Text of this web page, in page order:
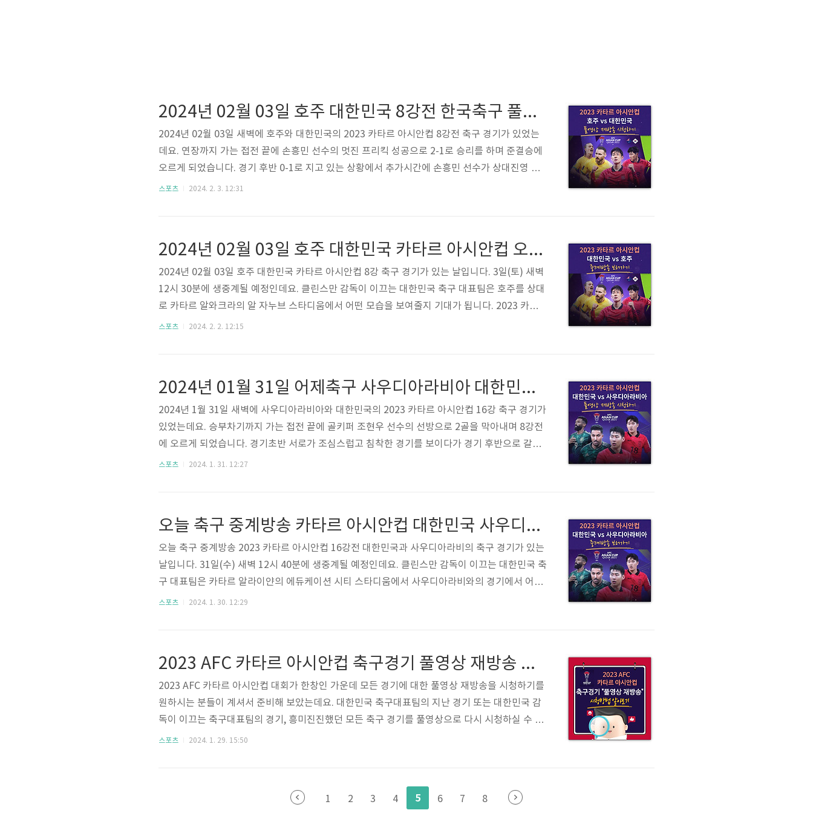
2024년 02월 03일 호주 대한민국 8강전 한국축구 풀영상 재방송 시청하기
2024년 02월 03일 새벽에 호주와 대한민국의 2023 카타르 아시안컵 8강전 축구 경기가 있었는
데요. 연장까지 가는 접전 끝에 손흥민 선수의 멋진 프리킥 성공으로 2-1로 승리를 하며 준결승에
오르게 되었습니다. 경기 후반 0-1로 지고 있는 상황에서 추가시간에 손흥민 선수가 상대진영 페
널티킥 에어라인 돌파 중 파울을 얻어내면서 페널티킥을 얻어냈는데요. 이를 황희찬 선수가 동점
금하신 분들께서는 아래 "아시안컵 재방송 시청..
스포츠 2024. 2. 3. 12:31
2024년 02월 03일 호주 대한민국 카타르 아시안컵 오늘 축구 중계방송 시청하기(풀영상재방송시청)
2024년 02월 03일 호주 대한민국 카타르 아시안컵 8강 축구 경기가 있는 날입니다. 3일(토) 새벽
12시 30분에 생중계될 예정인데요. 클린스만 감독이 이끄는 대한민국 축구 대표팀은 호주를 상대
로 카타르 알와크라의 알 자누브 스타디움에서 어떤 모습을 보여줄지 기대가 됩니다. 2023 카타
르 아시안컵 중계방송을 시청하시면서 대한민국 축구 대표팀을 힘껏 응원해 주시길 바랍니다. 그
자신하고 있는데요. 그중 한국의 ..
스포츠 2024. 2. 2. 12:15
2024년 01월 31일 어제축구 사우디아라비아 대한민국 풀영상 재방송 시청방법 알아보기
2024년 1월 31일 새벽에 사우디아라비아와 대한민국의 2023 카타르 아시안컵 16강 축구 경기가
있었는데요. 승부차기까지 가는 접전 끝에 골키퍼 조현우 선수의 선방으로 2골을 막아내며 8강전
에 오르게 되었습니다. 경기초반 서로가 조심스럽고 침착한 경기를 보이다가 경기 후반으로 갈수
록 흥미진진한 경기를 보였는데요. 새벽 늦게까지 축구 경기를 하다보니 놓치신 분들이 계실 것 같
기] 대한민국 vs 사우디아라비아 풀영상 재방송 시청방법 ..
스포츠 2024. 1. 31. 12:27
오늘 축구 중계방송 카타르 아시안컵 대한민국 사우디아라비아 시청하기(풀영상재방송시청)
오늘 축구 중계방송 2023 카타르 아시안컵 16강전 대한민국과 사우디아라비의 축구 경기가 있는
날입니다. 31일(수) 새벽 12시 40분에 생중계될 예정인데요. 클린스만 감독이 이끄는 대한민국 축
구 대표팀은 카타르 알라이얀의 에듀케이션 시티 스타디움에서 사우디아라비와의 경기에서 어떤
모습을 보여줄지 기대가 됩니다. 아시안컵 중계방송을 시청하시면서 대한민국 축구 대표팀을 응
한민국 축구 대표팀을 이끄는 클린스만 감독은 어떠한 전..
스포츠 2024. 1. 30. 12:29
2023 AFC 카타르 아시안컵 축구경기 풀영상 재방송 시청방법 알아보기
2023 AFC 카타르 아시안컵 대회가 한창인 가운데 모든 경기에 대한 풀영상 재방송을 시청하기를
원하시는 분들이 계셔서 준비해 보았는데요. 대한민국 축구대표팀의 지난 경기 또는 대한민국 감
독이 이끄는 축구대표팀의 경기, 흥미진진했던 모든 축구 경기를 풀영상으로 다시 시청하실 수 있
는 방법을 알려드리겠습니다. [목차여기] 쿠팡플레이 카타르 아시안컵 풀영상 재방송 시청방법 2
미진진했던 경기를 다시 보기를 원하시는 분들이 계실 것 같습니다. 그럼 아시안컵 풀영상 재방송
시청방법에 대해 알아보겠습니다. 쿠팡플레이 재방송 ..
스포츠 2024. 1. 29. 15:50
1 2 3 4 5 6 7 8